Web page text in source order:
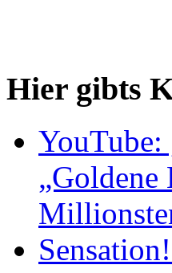
Hier gibts
„Goldene